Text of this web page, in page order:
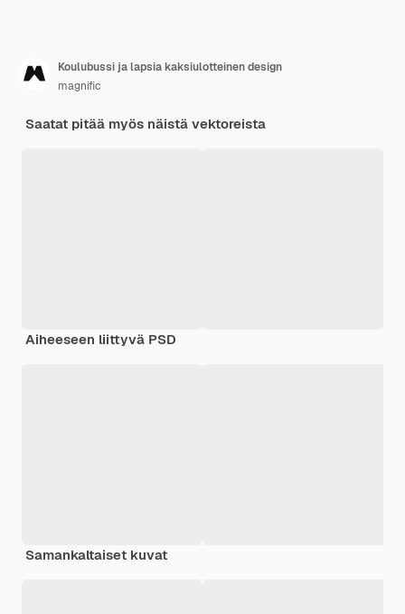
Koulubussi ja lapsia kaksiulotteinen design
magnific
Saatat pitää myös näistä vektoreista
Aiheeseen liittyvä PSD
Samankaltaiset kuvat